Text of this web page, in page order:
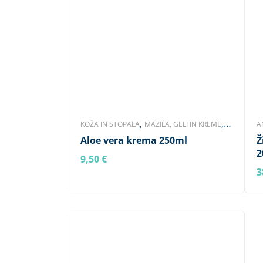
KOŽA IN STOPALA, MAZILA, GELI IN KREME,
NEGA TELESA ,ZNAMKA VOM PULLACH HOF
Aloe vera krema 250ml
9,50€
BERI DALJE